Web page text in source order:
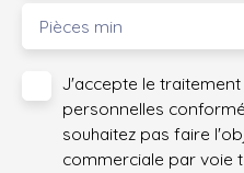
Pièces min
J'accepte le
personnelles
souhaitez pas faire
commerciale par voie